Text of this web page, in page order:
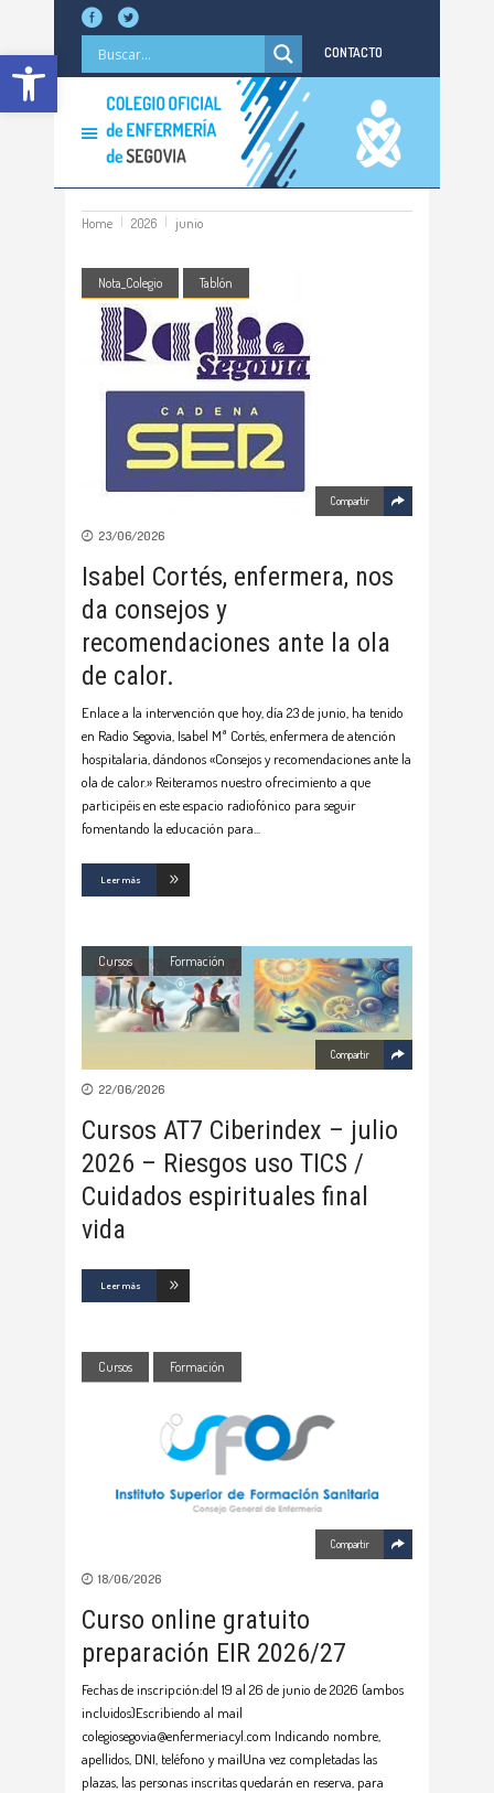
Abrir barra de herramientas CONTACTO
Home 2026 junio
Nota_Colegio Tablón
Compartir
23/06/2026
Isabel Cortés, enfermera, nos
da consejos y
recomendaciones ante la ola
de calor.
Enlace a la intervención que hoy, día 23 de junio, ha tenido
en Radio Segovia, Isabel Mª Cortés, enfermera de atención
hospitalaria, dándonos «Consejos y recomendaciones ante la
ola de calor.» Reiteramos nuestro ofrecimiento a que
participéis en este espacio radiofónico para seguir
fomentando la educación para
Leer más
Cursos Formación
Compartir
22/06/2026
Cursos AT7 Ciberindex – julio
2026 – Riesgos uso TICS /
Cuidados espirituales final
vida
Leer más
Cursos Formación
Compartir
18/06/2026
Curso online gratuito
preparación EIR 2026/27
Fechas de inscripción:del 19 al 26 de junio de 2026 (ambos
incluidos)Escribiendo al mail
colegiosegovia@enfermeriacyl.com Indicando nombre,
apellidos, DNI, teléfono y mailUna vez completadas las
plazas, las personas inscritas quedarán en reserva, para